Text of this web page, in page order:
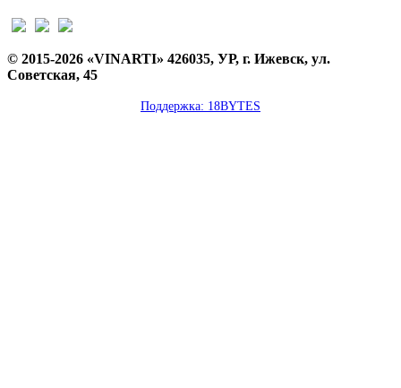
© 2015-2026 «VINARTI» 426035, УР, г. Ижевск, ул.
Советская, 45
Поддержка: 18BYTES